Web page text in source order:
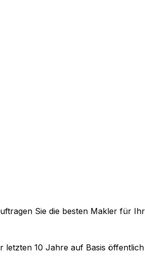
Sie die besten Makler für
letzten 10 Jahre auf Basis